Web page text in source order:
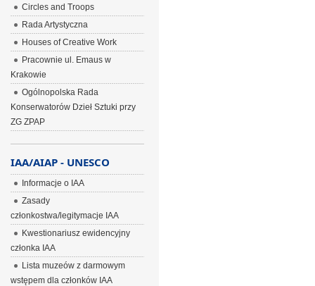
Circles and Troops
Rada Artystyczna
Houses of Creative Work
Pracownie ul. Emaus w
Krakowie
Ogólnopolska Rada
Konserwatorów Dzieł Sztuki przy
ZG ZPAP
IAA/AIAP - UNESCO
Informacje o IAA
Zasady
członkostwa/legitymacje IAA
Kwestionariusz ewidencyjny
członka IAA
Lista muzeów z darmowym
wstępem dla członków IAA